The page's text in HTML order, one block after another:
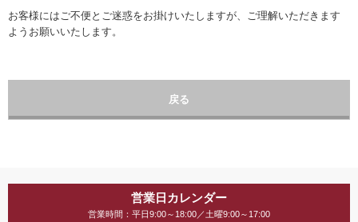
お客様にはご不便とご迷惑をお掛けいたしますが、ご理解いただきます
ようお願いいたします。
戻る
営業日カレンダー
営業時間：平日9:00～18:00／土曜9:00～17:00